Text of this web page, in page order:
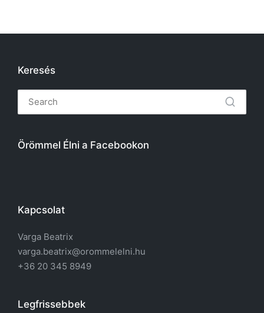
Keresés
Örömmel Élni a Facebookon
Kapcsolat
Varga Beatrix
varga.beatrix@orommelelni.hu
+36 20 345 8949
Legfrissebbek